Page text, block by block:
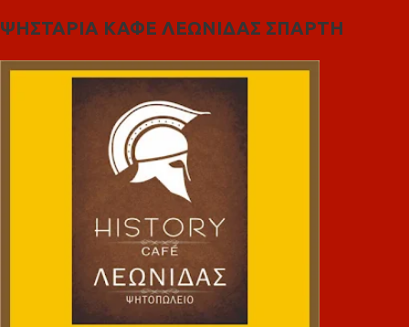
ΨΗΣΤΑΡΙΑ ΚΑΦΕ ΛΕΩΝΙΔΑΣ ΣΠΑΡΤΗ